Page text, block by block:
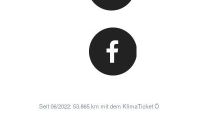
Seit 06/2022: 53.865 km mit dem KlimaTicket Ö